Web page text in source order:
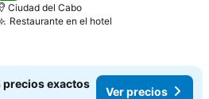
Ciudad del Cabo
Restaurante en el hotel
precios exactos
Ver precios